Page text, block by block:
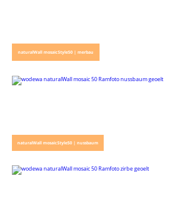
naturalWall mosaicStyle50 | merbau
naturalWall mosaicStyle50 | nussbaum